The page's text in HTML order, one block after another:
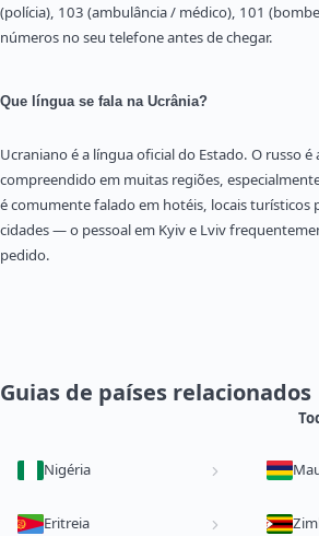
(polícia), 103 (ambulância / médico), 101
números no seu telefone antes de chegar.
Que língua se fala na Ucrânia?
Ucraniano é a língua oficial do Estado. O russo
compreendido em muitas regiões,
é comumente falado em hotéis, locais turísticos
cidades — o pessoal em Kyiv e Lviv
pedido.
Guias de países relacionados
Nigéria
Eritreia